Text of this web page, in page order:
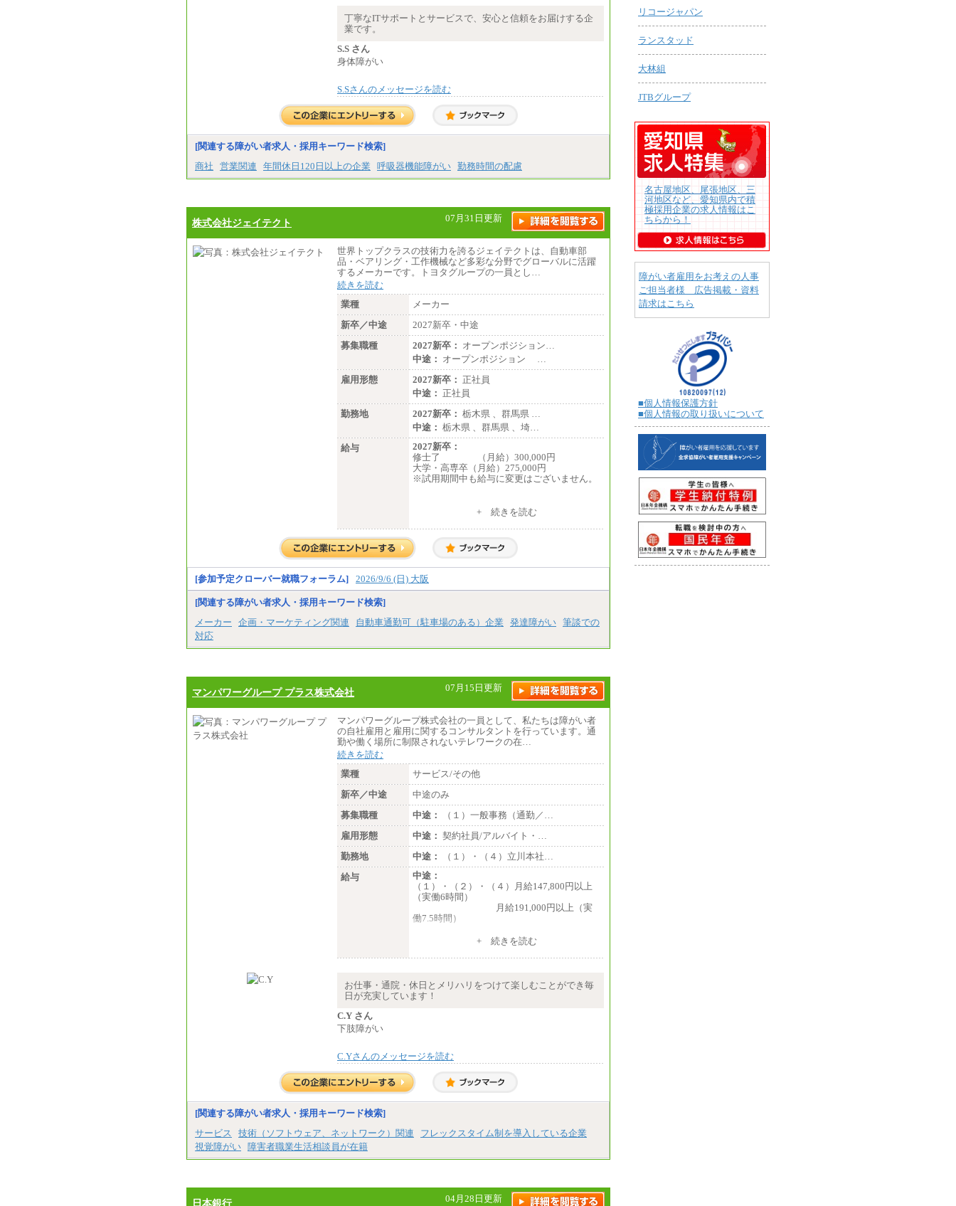
0円／短大・高専・専門卒 月給225,000円
※試用期間中も給与に変更はございません
丁寧なITサポートとサービスで、安心と信頼をお届けする企
業です。
S.S さん
身体障がい
S.Sさんのメッセージを読む
[関連する障がい者求人・採用キーワード検索]
商社
営業関連 年間休日120日以上の企業 呼吸器機能障がい 勤務時間の配慮
株式会社ジェイテクト 07月31日更新
世界トップクラスの技術力を誇るジェイテクトは、自動車部
品・ベアリング・工作機械など多彩な分野でグローバルに活躍
するメーカーです。トヨタグループの一員とし…
続きを読む
業種
メーカー
新卒／中途
2027新卒・中途
募集職種
2027新卒： オープンポジション…
中途： オープンポジション …
雇用形態
2027新卒： 正社員
中途： 正社員
勤務地
2027新卒： 栃木県 、群馬県 …
中途： 栃木県 、群馬県 、埼…
給与
2027新卒：
修士了 （月給）300,000円
大学・高専卒（月給）275,000円
※試用期間中も給与に変更はございません。
修士了 （月給）300,000円
大学・高専卒（月給）275,000円
※試用期間中も給与に変更はございません。
+ 続きを読む
[参加予定クローバー就職フォーラム] 2026/9/6 (日) 大阪
[関連する障がい者求人・採用キーワード検索]
メーカー
企画・マーケティング関連 自動車通勤可（駐車場のある）企業 発達障がい 筆談での
対応
マンパワーグループ プラス株式会社 07月15日更新
マンパワーグループ株式会社の一員として、私たちは障がい者
の自社雇用と雇用に関するコンサルタントを行っています。通
勤や働く場所に制限されないテレワークの在…
続きを読む
業種
サービス/その他
新卒／中途
中途のみ
募集職種
中途：
（１）一般事務（通勤／…
雇用形態
中途： 契約社員/アルバイト・…
勤務地
中途：
（１）・（４）立川本社…
給与
中途：
（１）・（２）・（４）月給147,800円以上
（実働6時間）
月給191,000円以上（実
働7.5時間）
（３）月給191,000円以上（実働7.5時間）
（５）月給147,800円以上（実働6時間）
時給 1,226円（実働4.5時間）
※基本給に加算して以下手当有（いず
れも時間額換算額）
※全ての求人において試用期間中も給与に変
更はございません。
+ 続きを読む
お仕事・通院・休日とメリハリをつけて楽しむことができ毎
日が充実しています！
C.Y さん
下肢障がい
C.Yさんのメッセージを読む
[関連する障がい者求人・採用キーワード検索]
サービス
技術（ソフトウェア、ネットワーク）関連
フレックスタイム制を導入している企業
視覚障がい
障害者職業生活相談員が在籍
日本銀行 04月28日更新
リコージャパン
ランスタッド
大林組
JTBグループ
名古屋地区、尾張地区、三
河地区など、愛知県内で積
極採用企業の求人情報はこ
ちらから！
障がい者雇用をお考えの人事
ご担当者様 広告掲載・資料
請求はこちら
■個人情報保護方針
■個人情報の取り扱いについて